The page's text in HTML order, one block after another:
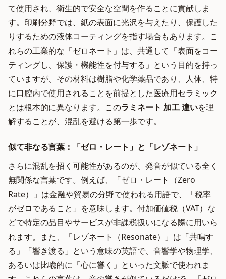
て使用され、衛生的で安全な空間を作ることに貢献しま
す。印刷分野では、紙の表面に光沢を与えたり、保護した
りするための液体コーティングを指す場合もあります。こ
れらの工業的な「ゼロネート」は、共通して「表面をコー
ティングし、保護・機能性を付与する」という目的を持っ
ていますが、その材料は樹脂や化学薬品であり、人体、特
に口腔内で使用されることを前提とした医療用セラミック
とは根本的に異なります。このラミネート 加工 違いを理
解することが、混乱を避ける第一歩です。
似て非なる言葉：「ゼロ・レート」と「レゾネート」
さらに混乱を招く可能性があるのが、発音が似ている全く
無関係な言葉です。例えば、「ゼロ・レート（Zero
Rate）」は金融や貿易の分野で使われる用語で、「税率
がゼロであること」を意味します。付加価値税（VAT）な
どで特定の品目やサービスが非課税扱いになる際に用いら
れます。また、「レゾネート（Resonate）」は「共鳴す
る」「響き渡る」という意味の英語で、音響学や物理学、
あるいは比喩的に「心に響く」といった文脈で使われま